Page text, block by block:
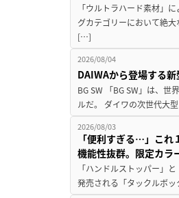
「ウルトラハード素材」
グカテゴリーにおいて絶
[…]
2026/08/04
DAIWAから登場する
BG SW 「BG SW」は、
ルだ。 ダイワの次世代大
2026/08/03
「便利すぎる…」こ
機能性抜群。限定カラ
「ハンドルストッパー」
発売される「タックルボ